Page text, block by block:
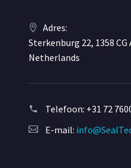
Adres:
Sterkenburg 22, 1358
Netherlands
Telefoon: +31 72
E-mail: